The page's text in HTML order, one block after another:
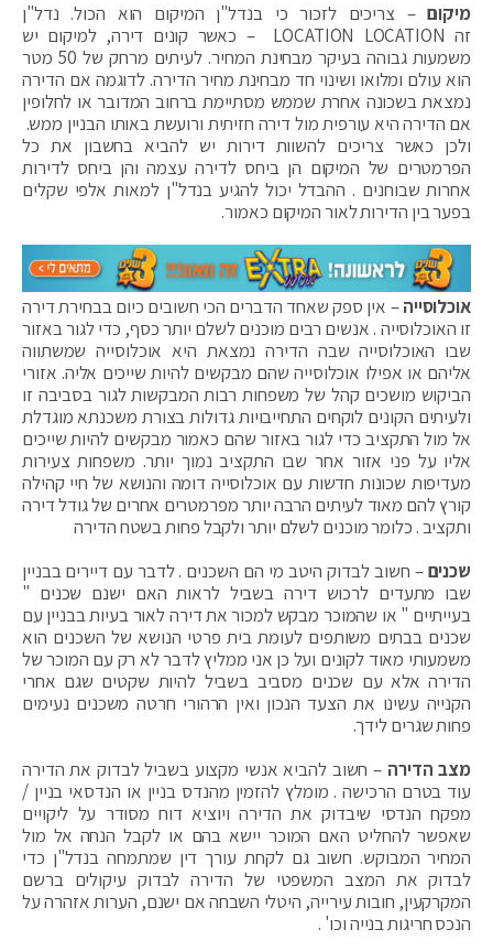
מיקום– צריכים לזכור כי בנדל"ן המיקום הוא הכול. נדל"ן
זה LOCATION LOCATION – כאשר קונים דירה, למיקום יש
משמעות גבוהה בעיקר מבחינת המחיר. לעיתים מרחק של 50 מטר
הוא עולם ומלואו ושינוי חד מבחינת מחיר הדירה. לדוגמה אם הדירה
נמצאת בשכונה אחרת שממש מסתיימת ברחוב המדובר או לחלופין
אם הדירה היא עורפית מול דירה חזיתית ורועשת באותו הבניין ממש.
ולכן כאשר צריכים להשוות דירות יש להביא בחשבון את כל
הפרמטרים של המיקום הן ביחס לדירה עצמה והן ביחס לדירות
אחרות שבוחנים . ההבדל יכול להגיע בנדל"ן למאות אלפי שקלים
בפער בין הדירות לאור המיקום כאמור.
אוכלוסייה– אין ספק שאחד הדברים הכי חשובים כיום בבחירת דירה
זו האוכלוסייה . אנשים רבים מוכנים לשלם יותר כסף, כדי לגור באזור
שבו האוכלוסייה שבה הדירה נמצאת היא אוכלוסייה שמשתווה
אליהם או אפילו אוכלוסייה שהם מבקשים להיות שייכים אליה. אזורי
הביקוש מושכים קהל של משפחות רבות המבקשות לגור בסביבה זו
ולעיתים הקונים לוקחים התחייבויות גדולות בצורת משכנתא מוגדלת
אל מול התקציב כדי לגור באזור שהם כאמור מבקשים להיות שייכים
אליו על פני אזור אחר שבו התקציב נמוך יותר. משפחות צעירות
מעדיפות שכונות חדשות עם אוכלוסייה דומה והנושא של חיי קהילה
קורץ להם מאוד לעיתים הרבה יותר מפרמטרים אחרים של גודל דירה
ותקציב . כלומר מוכנים לשלם יותר ולקבל פחות בשטח הדירה
שכנים– חשוב לבדוק היטב מי הם השכנים . לדבר עם דיירים בבניין
שבו מתעדים לרכוש דירה בשביל לראות האם ישנם שכנים "
בעייתיים " או שהמוכר מבקש למכור את דירה לאור בעיות בבניין עם
שכנים בבתים משותפים לעומת בית פרטי הנושא של השכנים הוא
משמעותי מאוד לקונים ועל כן אני ממליץ לדבר לא רק עם המוכר של
הדירה אלא עם שכנים מסביב בשביל להיות שקטים שגם אחרי
הקנייה עשינו את הצעד הנכון ואין הרהורי חרטה משכנים נעימים
פחות שגרים לידך.
מצב הדירה – חשוב להביא אנשי מקצוע בשביל לבדוק את הדירה
עוד בטרם הרכישה . מומלץ להזמין מהנדס בניין או הנדסאי בניין /
מפקח הנדסי שיבדוק את הדירה ויוציא דוח מסודר על ליקויים
שאפשר להחליט האם המוכר יישא בהם או לקבל הנחה אל מול
המחיר המבוקש. חשוב גם לקחת עורך דין שמתמחה בנדל"ן כדי
לבדוק את המצב המשפטי של הדירה לבדוק עיקולים ברשם
המקרקעין, חובות עירייה, היטלי השבחה אם ישנם, הערות אזהרה על
הנכס חריגות בנייה וכו' .